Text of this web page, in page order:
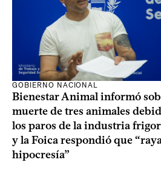
GOBIERNO NACIONAL
Bienestar Animal informó
muerte de tres animales
los paros de la industria
y la Foica respondió que
hipocresía”